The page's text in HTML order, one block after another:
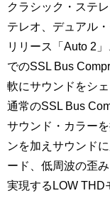
クラシック・ステ
テレオ、デュアル
リリース「Auto 2
でのSSL Bus
軟にサウンドをシ
通常のSSL Bus
サウンド・カラー
ンを加えサウンド
ード、低周波の歪
実現するLOW THD